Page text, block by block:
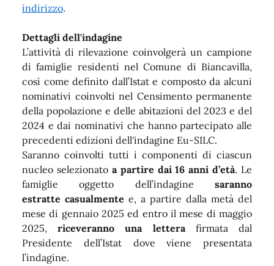
indirizzo.
Dettagli dell'indagine
L’attività di rilevazione coinvolgerà un campione
di famiglie residenti nel Comune di Biancavilla,
così come definito dall’Istat e composto da alcuni
nominativi coinvolti nel Censimento permanente
della popolazione e delle abitazioni del 2023 e del
2024 e dai nominativi che hanno partecipato alle
precedenti edizioni dell'indagine Eu-SILC.
Saranno coinvolti tutti i componenti di ciascun
nucleo selezionato a partire dai 16 anni d’età. Le
famiglie oggetto dell’indagine saranno
estratte casualmente e, a partire dalla metà del
mese di gennaio 2025 ed entro il mese di maggio
2025,riceveranno una letterafirmata dal
Presidente dell’Istat dove viene presentata
l’indagine.